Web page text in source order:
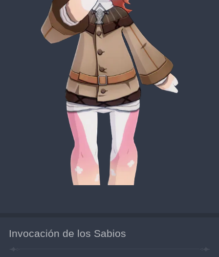
Invocación de los Sabios